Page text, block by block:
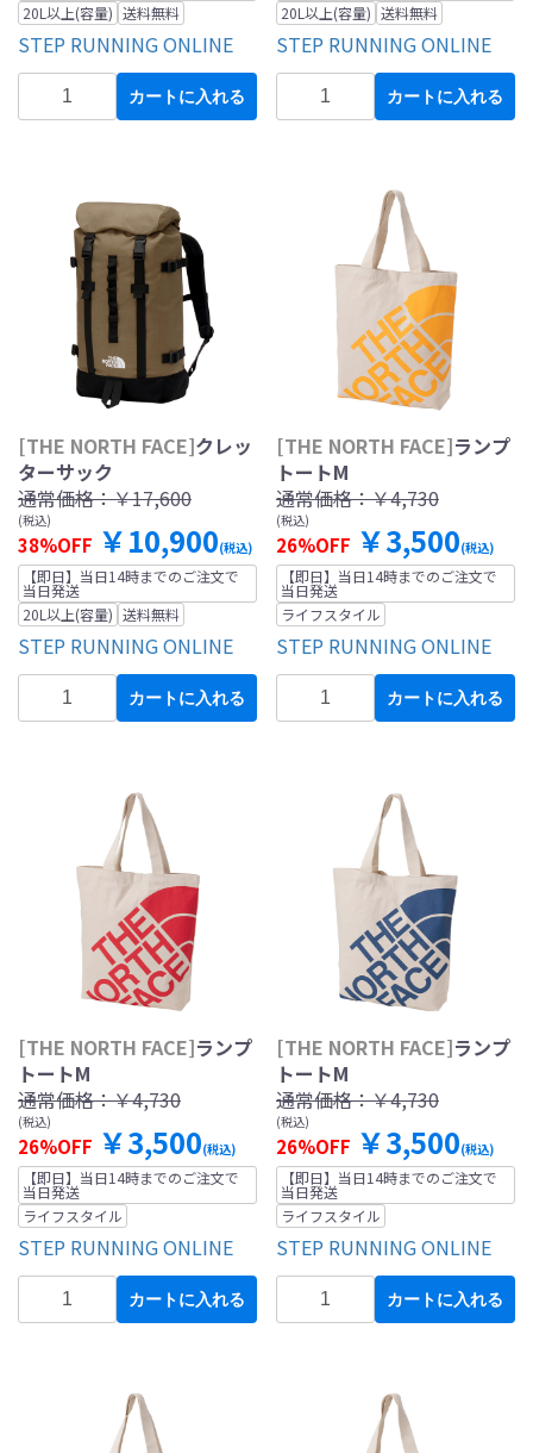
20L以上(容量) 送料無料
STEP RUNNING ONLINE
カートに入れる
20L以上(容量) 送料無料
STEP RUNNING ONLINE
カートに入れる
[THE NORTH FACE]クレッ
ターサック
通常価格：￥17,600
(税込)
38%OFF ￥10,900(税込)
【即日】当日14時までのご注文で
当日発送
20L以上(容量) 送料無料
STEP RUNNING ONLINE
カートに入れる
[THE NORTH FACE]ランプ
トートM
通常価格：￥4,730
(税込)
26%OFF ￥3,500(税込)
【即日】当日14時までのご注文で
当日発送
ライフスタイル
STEP RUNNING ONLINE
カートに入れる
[THE NORTH FACE]ランプ
トートM
通常価格：￥4,730
(税込)
26%OFF ￥3,500(税込)
【即日】当日14時までのご注文で
当日発送
ライフスタイル
STEP RUNNING ONLINE
カートに入れる
[THE NORTH FACE]ランプ
トートM
通常価格：￥4,730
(税込)
26%OFF ￥3,500(税込)
【即日】当日14時までのご注文で
当日発送
ライフスタイル
STEP RUNNING ONLINE
カートに入れる